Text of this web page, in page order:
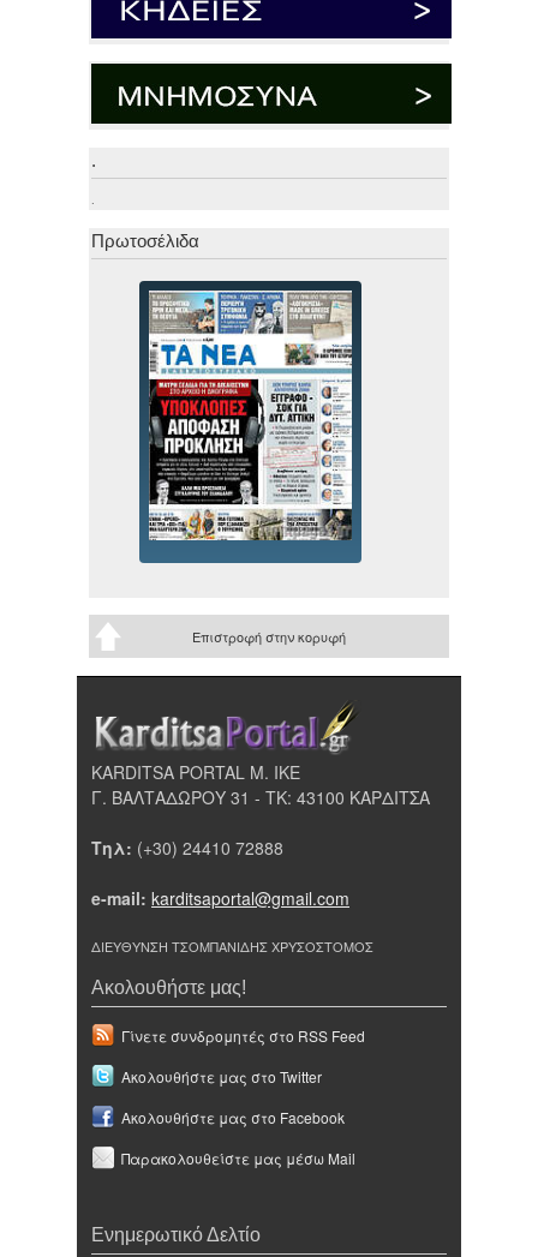
.
.
Πρωτοσέλιδα
Επιστροφή στην κορυφή
KARDITSA PORTAL Μ. ΙΚΕ
Γ. ΒΑΛΤΑΔΩΡΟΥ 31 - ΤΚ: 43100 ΚΑΡΔΙΤΣΑ
Τηλ: (+30) 24410 72888
e-mail: karditsaportal@gmail.com
ΔΙΕΥΘΥΝΣΗ ΤΣΟΜΠΑΝΙΔΗΣ ΧΡΥΣΟΣΤΟΜΟΣ
Ακολουθήστε μας!
Γίνετε συνδρομητές στο RSS Feed
Ακολουθήστε μας στο Twitter
Ακολουθήστε μας στο Facebook
Παρακολουθείστε μας μέσω Mail
Ενημερωτικό Δελτίο